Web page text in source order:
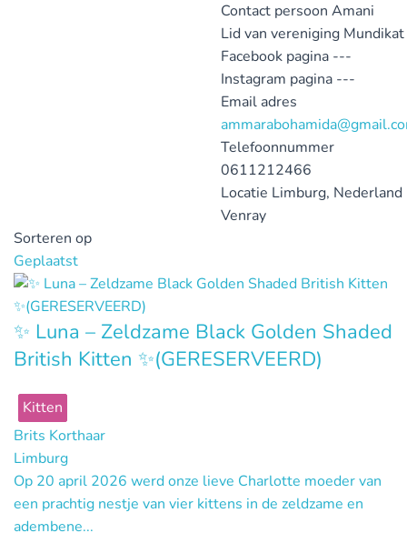
Contact persoon Amani
Lid van vereniging Mundikat
Facebook pagina ---
Instagram pagina ---
Email adres
Telefoonnummer
0611212466
Locatie Limburg, Nederland
Venray
Sorteren op
Geplaatst
✨ Luna – Zeldzame Black Golden Shaded
British Kitten ✨(GERESERVEERD)
Kitten
Brits Korthaar
Limburg
Op 20 april 2026 werd onze lieve Charlotte moeder van
een prachtig nestje van vier kittens in de zeldzame en
adembene...